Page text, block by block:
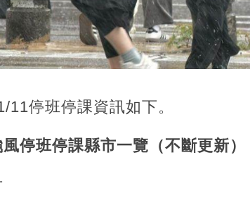
11停班停課資訊如下。
停班停課縣市一覽（不斷更新）